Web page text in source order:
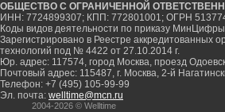
ОБЩЕСТВО С ОГРАНИЧЕННОЙ
ИНН: 7724899307; КПП: 772801001; ОГРН
Коды видов деятельности по приказу
Зарегистрировано в Реестре аккредитованных
технологий под № 4422 от 27.10.2014 г.
Юр. адрес: 117574, город Москва, проезд
Почтовый адрес: 115487, г. Москва, 2-й
Телефон: +7 (495) 105-99-99
Эл. почта: welltime@mcn.ru
2004-2026 © Welltime